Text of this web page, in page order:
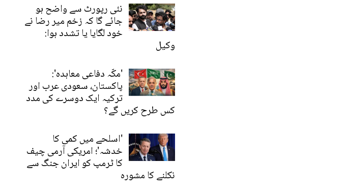
نئی رپورٹ سے واضح ہو
جائے گا کہ زخم میر رضا نے
خود لگایا یا تشدد ہوا:
وکیل
'مکّہ دفاعی معاہدہ':
پاکستان، سعودی عرب اور
ترکیہ ایک دوسرے کی مدد
کس طرح کریں گے؟
'اسلحے میں کمی کا
خدشہ'؛ امریکی آرمی چیف
کا ٹرمپ کو ایران جنگ سے
نکلنے کا مشورہ